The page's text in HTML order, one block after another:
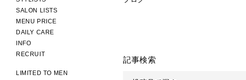
SALON LISTS
MENU PRICE
DAILY CARE
INFO
RECRUIT
LIMITED TO MEN
記事検索